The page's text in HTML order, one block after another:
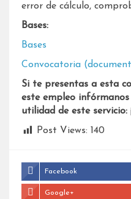
error de cálculo,
Bases:
Bases
Convocatoria
Si te presentas a esta
este empleo
utilidad de este servicio:
Post Views: 140
Facebook
Google+